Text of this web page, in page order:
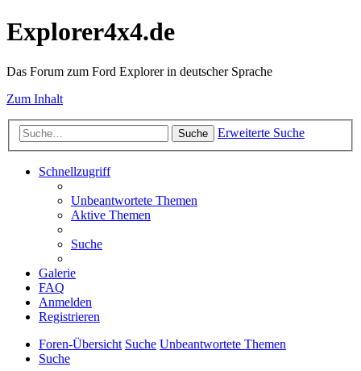
Explorer4x4.de
Das Forum zum Ford Explorer in deutscher Sprache
Zum Inhalt
Suche Erweiterte Suche
Schnellzugriff
Unbeantwortete Themen
Aktive Themen
Suche
Galerie
FAQ
Anmelden
Registrieren
Foren-Übersicht Suche Unbeantwortete Themen
Suche